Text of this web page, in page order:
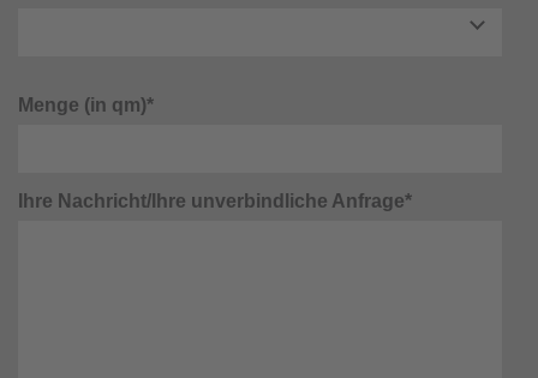
Menge (in qm)*
Ihre Nachricht/Ihre unverbindliche Anfrage*